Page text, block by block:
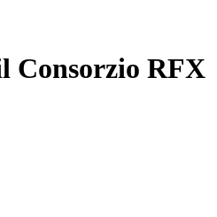
Consorzio RFX